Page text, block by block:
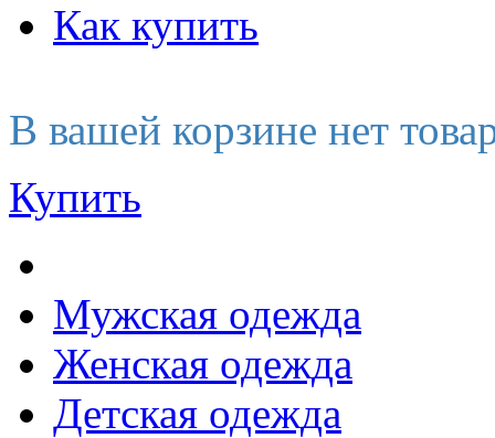
Как купить
В вашей корзине нет
Купить
Мужская одежда
Женская одежда
Детская одежда